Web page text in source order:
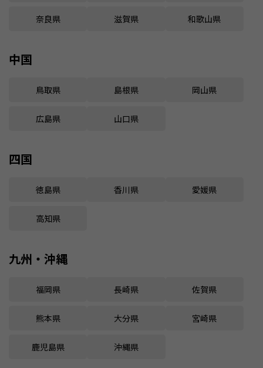
奈良県 滋賀県 和歌山県
中国
鳥取県 島根県 岡山県
広島県 山口県
四国
徳島県 香川県 愛媛県
高知県
九州・沖縄
福岡県 長崎県 佐賀県
熊本県 大分県 宮崎県
鹿児島県 沖縄県